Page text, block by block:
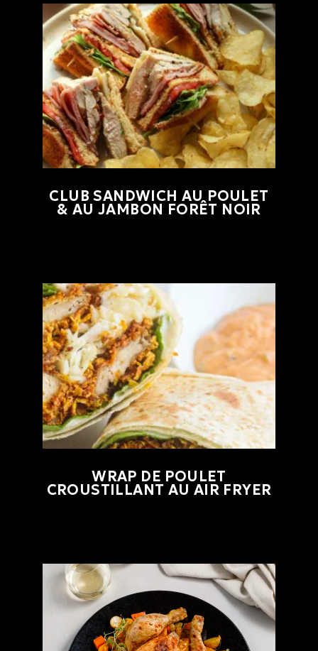
CLUB SANDWICH AU POULET
& AU JAMBON FORÊT NOIR
WRAP DE POULET
CROUSTILLANT AU AIR FRYER